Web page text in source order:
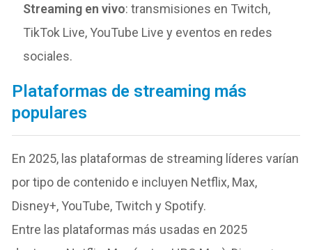
Streaming en vivo: transmisiones en Twitch,
TikTok Live, YouTube Live y eventos en redes
sociales.
Plataformas de streaming más
populares
En 2025, las plataformas de streaming líderes varían
por tipo de contenido e incluyen Netflix, Max,
Disney+, YouTube, Twitch y Spotify.
Entre las plataformas más usadas en 2025